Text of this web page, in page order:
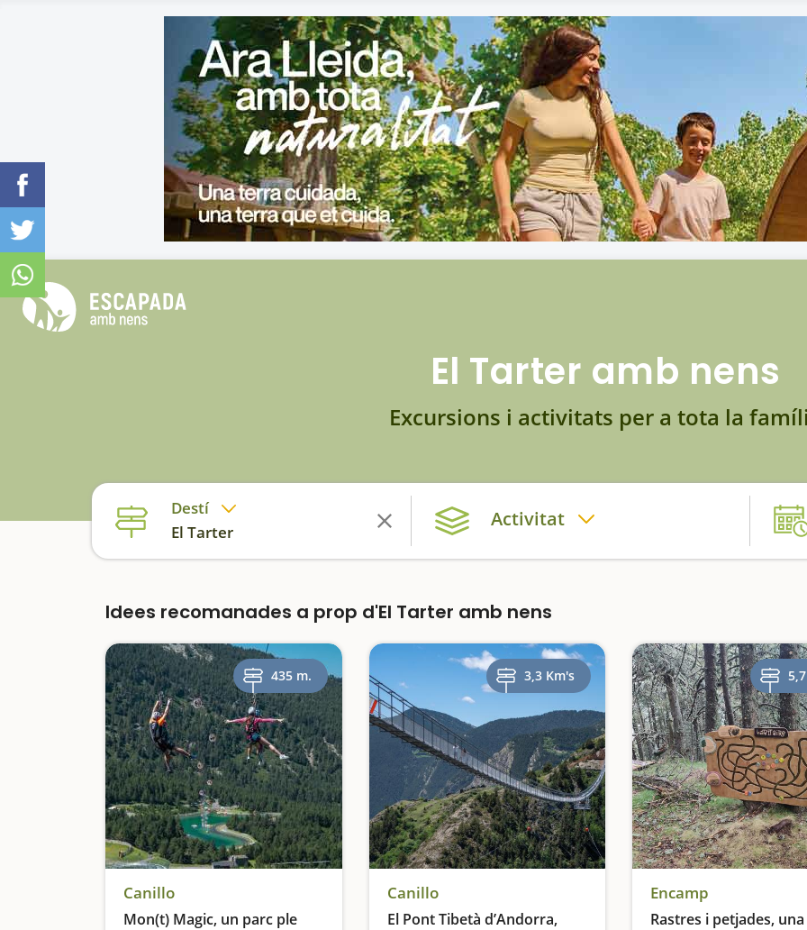
El Tarter amb nens
Excursions i activitats per a tota la
Destí
El Tarter
Activitat
Idees recomanades a prop d'El Tarter amb nens
435 m.
Canillo
Mon(t) Magic, un parc ple
3,3 Km's
Canillo
El Pont Tibetà d’Andorra,
Encamp
Rastres i petjades, una